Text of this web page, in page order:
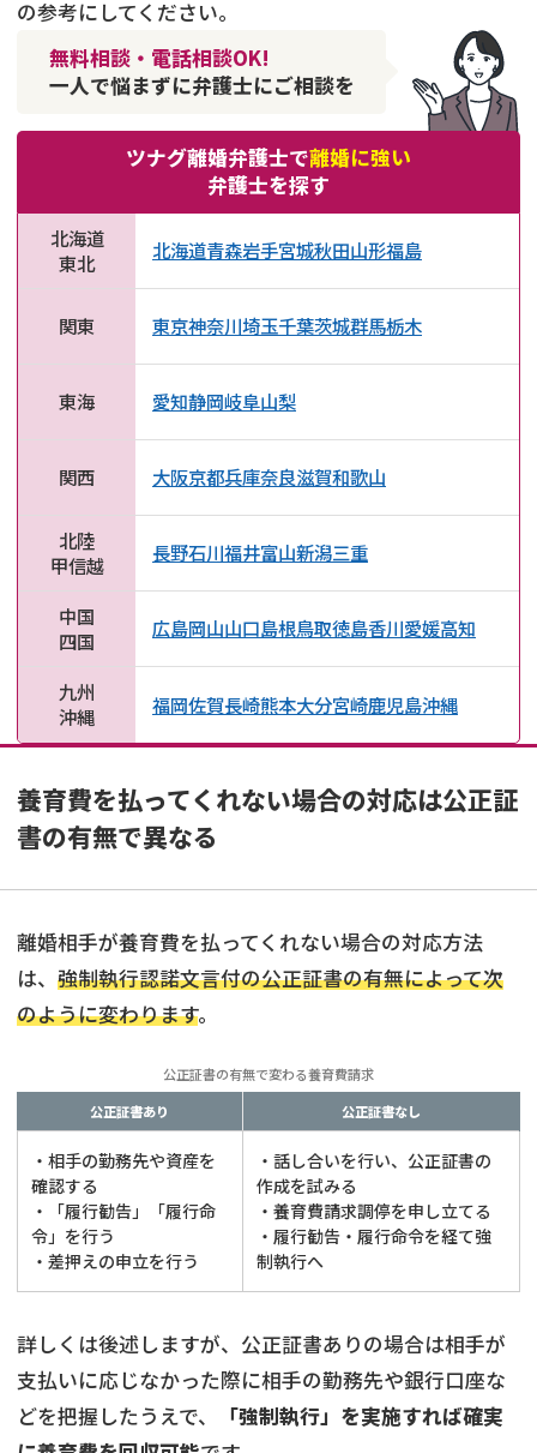
の参考にしてください。
無料相談・電話相談OK!
一人で悩まずに弁護士にご相談を
ツナグ離婚弁護士で離婚に強い
弁護士を探す
北海道
東北
北海道青森岩手宮城秋田山形福島
関東 東京神奈川埼玉千葉茨城群馬栃木
東海 愛知静岡岐阜山梨
関西 大阪京都兵庫奈良滋賀和歌山
北陸
甲信越
長野石川福井富山新潟三重
中国
四国
広島岡山山口島根鳥取徳島香川愛媛高知
九州
沖縄
福岡佐賀長崎熊本大分宮崎鹿児島沖縄
養育費を払ってくれない場合の対応は公正証
書の有無で異なる
離婚相手が養育費を払ってくれない場合の対応方法
は、 強制執行認諾文言付の公正証書の有無によって次
のように変わります。
公正証書の有無で変わる養育費請求
公正証書あり
公正証書なし
・相手の勤務先や資産を
確認する
・「履行勧告」「履行命
令」を行う
・差押えの申立を行う
・話し合いを行い、公正証書の
作成を試みる
・養育費請求調停を申し立てる
・履行勧告・履行命令を経て強
制執行へ
詳しくは後述しますが、公正証書ありの場合は相手が
支払いに応じなかった際に相手の勤務先や銀行口座な
どを把握したうえで、
「強制執行」を実施すれば確実